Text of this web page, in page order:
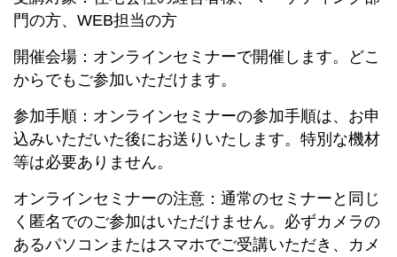
門の方、WEB担当の方
開催会場：オンラインセミナーで開催します。どこ
からでもご参加いただけます。
参加手順：オンラインセミナーの参加手順は、お申
込みいただいた後にお送りいたします。特別な機材
等は必要ありません。
オンラインセミナーの注意：通常のセミナーと同じ
く匿名でのご参加はいただけません。必ずカメラの
あるパソコンまたはスマホでご受講いただき、カメ